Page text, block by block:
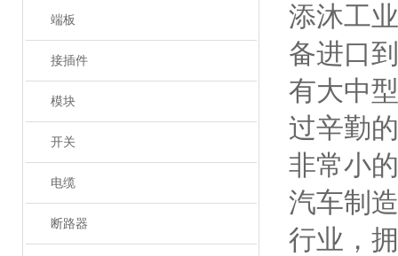
端板
接插件
模块
开关
电缆
断路器
添沐工
备进口
有大中
过辛勤
非常小
汽车制
行业，